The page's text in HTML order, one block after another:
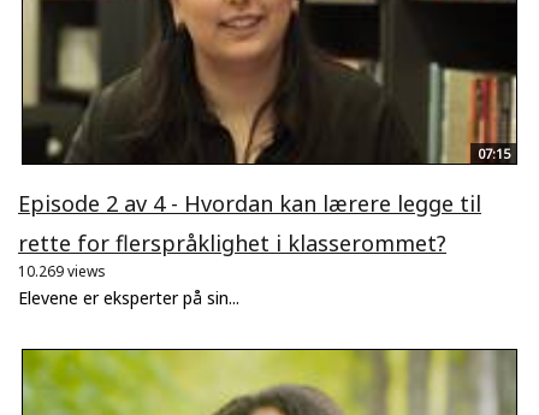
07:15
Episode 2 av 4 - Hvordan kan lærere legge til
rette for flerspråklighet i klasserommet?
10.269 views
Elevene er eksperter på sin...